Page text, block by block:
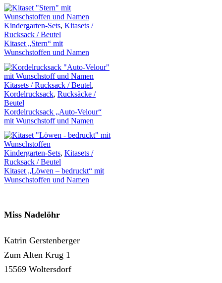
Kindergarten-Sets, Kitasets /
Rucksack / Beutel
Kitaset „Stern“ mit
Wunschstoffen und Namen
Kitasets / Rucksack / Beutel,
Kordelrucksack, Rucksäcke /
Beutel
Kordelrucksack „Auto-Velour“
mit Wunschstoff und Namen
Kindergarten-Sets, Kitasets /
Rucksack / Beutel
Kitaset „Löwen – bedruckt“ mit
Wunschstoffen und Namen
Miss Nadelöhr
Katrin Gerstenberger
Zum Alten Krug 1
15569 Woltersdorf